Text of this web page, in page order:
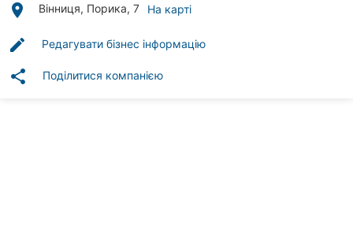
клініки
Автошколи
place Вінниця, Порика, 7 На карті
edit Редагувати бізнес інформацію
share Поділитися компанією